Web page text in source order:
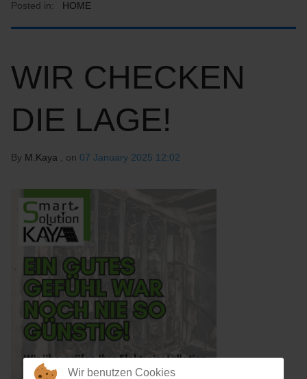
Posted in: HOME
WIR CHECKEN
DIE LAGE!
By M.Kaya , on 07 January 2025 12:02
Wir benutzen Cookies